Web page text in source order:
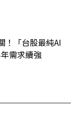
！「台股最純AI
需求續強